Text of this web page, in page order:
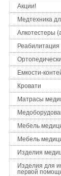
Акции!
Медтехника
Алкотестеры
Реабилитация
Емкости-
Кровати
Матрасы
Мебель
Мебель
Изделия
Изделия для
первой